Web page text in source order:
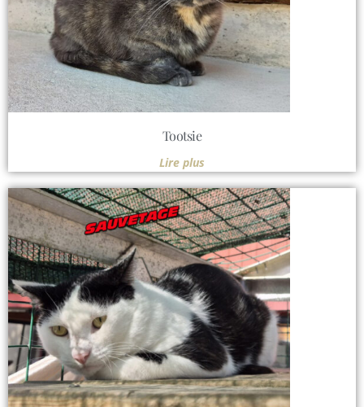
Tootsie
Lire plus